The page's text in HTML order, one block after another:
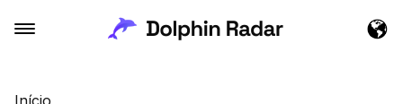
Início